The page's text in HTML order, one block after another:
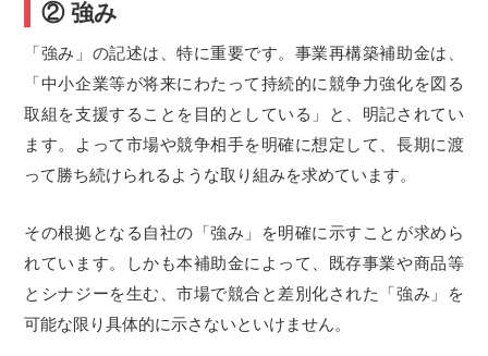
② 強み
「強み」の記述は、特に重要です。事業再構築補助金は、
「中小企業等が将来にわたって持続的に競争力強化を図る
取組を支援することを目的としている」と、明記されてい
ます。よって市場や競争相手を明確に想定して、長期に渡
って勝ち続けられるような取り組みを求めています。
その根拠となる自社の「強み」を明確に示すことが求めら
れています。しかも本補助金によって、既存事業や商品等
とシナジーを生む、市場で競合と差別化された「強み」を
可能な限り具体的に示さないといけません。